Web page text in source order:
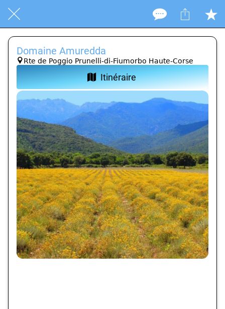
Domaine Amuredda
Rte de Poggio Prunelli-di-Fiumorbo Haute-Corse
Itinéraire